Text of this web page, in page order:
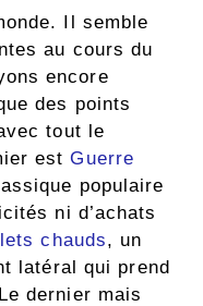
Il semble
au cours du
encore
des points
tout le
estGuerre
populaire
ni d’achats
chauds, un
latéral qui prend
dernier mais